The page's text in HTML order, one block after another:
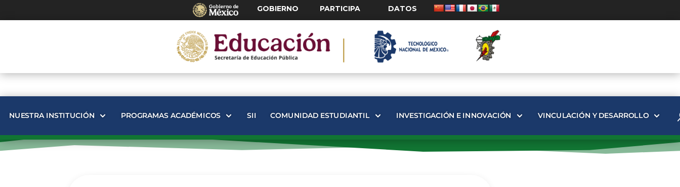
GOBIERNO PARTICIPA DATOS
NUESTRA INSTITUCIÓN PROGRAMAS ACADÉMICOS SII COMUNIDAD ESTUDIANTIL INVESTIGACIÓN E INNOVACIÓN VINCULACIÓN Y DESARROLLO